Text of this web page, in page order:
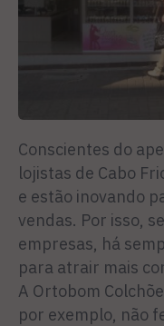
Conscientes do
lojistas de Cabo
e estão inovando
vendas. Por isso,
empresas, há
para atrair mais
A Ortobom
por exemplo, não